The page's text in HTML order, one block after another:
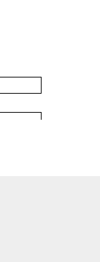
las
el e-Book